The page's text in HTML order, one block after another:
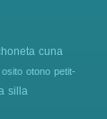
cuna
osito otono petit-
silla